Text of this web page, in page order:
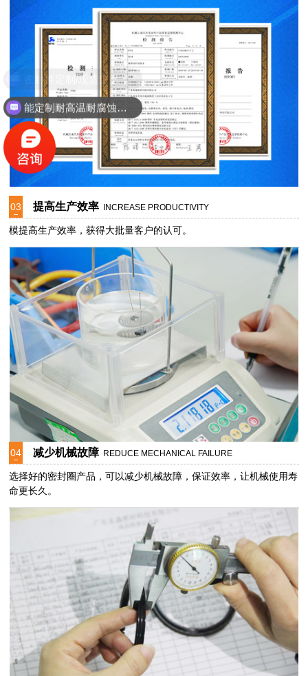
03 提高生产效率 INCREASE PRODUCTIVITY
模提高生产效率，获得大批量客户的认可。
04 减少机械故障 REDUCE MECHANICAL FAILURE
选择好的密封圈产品，可以减少机械故障，保证效率，让机械使用寿
命更长久。